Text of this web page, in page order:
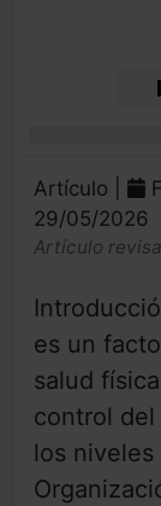
Artículo |
29/05/2026
Artículo
es un
salud
control
los niveles